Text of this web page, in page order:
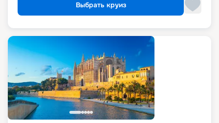
Выбрать круиз